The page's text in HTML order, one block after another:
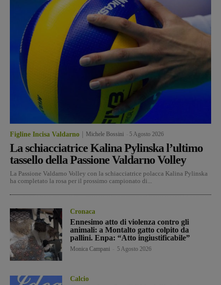
Figline Incisa Valdarno Michele Bossini 5 Agosto 2026
La schiacciatrice Kalina Pylinska l’ultimo
tassello della Passione Valdarno Volley
La Passione Valdarno Volley con la schiacciatrice polacca Kalina Pylinska
ha completato la rosa per il prossimo campionato di...
Cronaca
Ennesimo atto di violenza contro gli
animali: a Montalto gatto colpito da
pallini. Enpa: “Atto ingiustificabile”
Monica Campani 5 Agosto 2026
Calcio